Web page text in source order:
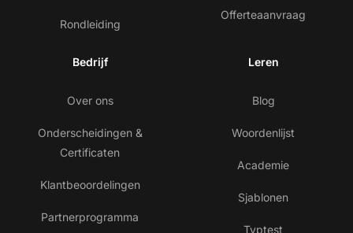
Rondleiding
Offerteaanvraag
Bedrijf
Over ons
Onderscheidingen &
Certificaten
Klantbeoordelingen
Partnerprogramma
Leren
Blog
Woordenlijst
Academie
Sjablonen
Typtest